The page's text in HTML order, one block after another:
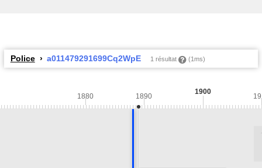
Police a011479291699Cq2WpE 1 résultat (1ms)
1900
1880 1890